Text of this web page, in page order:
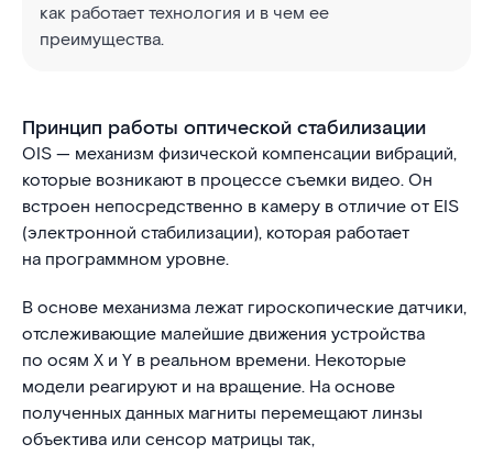
как работает технология и в чем ее
преимущества.
Принцип работы оптической стабилизации
OIS — механизм физической компенсации вибраций,
которые возникают в процессе съемки видео. Он
встроен непосредственно в камеру в отличие от EIS
(электронной стабилизации), которая работает
на программном уровне.
В основе механизма лежат гироскопические датчики,
отслеживающие малейшие движения устройства
по осям X и Y в реальном времени. Некоторые
модели реагируют и на вращение. На основе
полученных данных магниты перемещают линзы
объектива или сенсор матрицы так,